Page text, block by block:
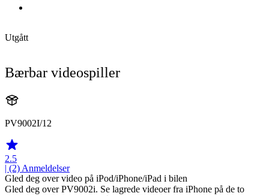
Utgått
Bærbar videospiller
PV9002I/12
2.5
| (2) Anmeldelser
Gled deg over video på iPod/iPhone/iPad i bilen
Gled deg over PV9002i. Se lagrede videoer fra iPhone på de to